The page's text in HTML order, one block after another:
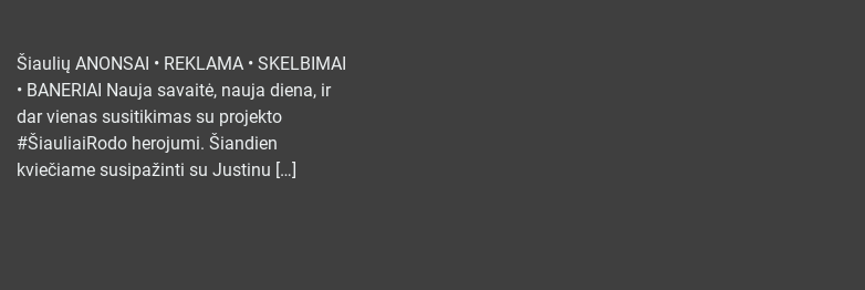
Šiaulių ANONSAI • REKLAMA • SKELBIMAI
• BANERIAI Nauja savaitė, nauja diena, ir
dar vienas susitikimas su projekto
#ŠiauliaiRodo herojumi. Šiandien
kviečiame susipažinti su Justinu […]